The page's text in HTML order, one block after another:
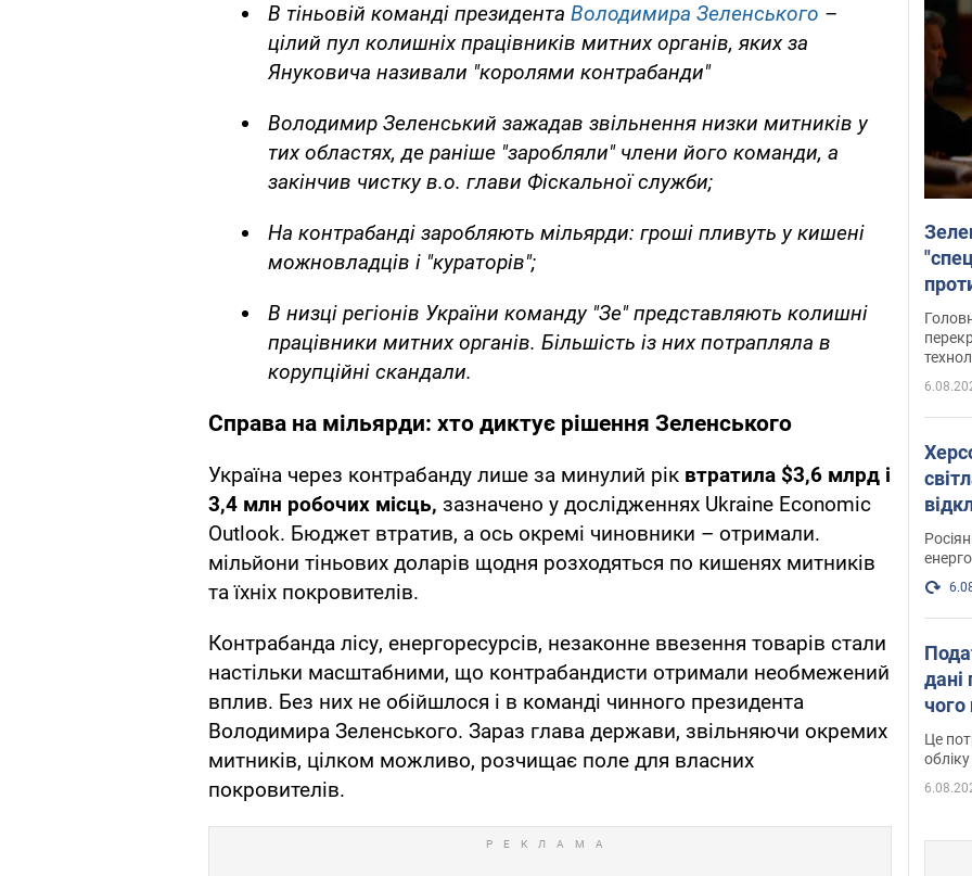
В тіньовій команді президента Володимира Зеленського –
цілий пул колишніх працівників митних органів, яких за
Януковича називали "королями контрабанди"
Володимир Зеленський зажадав звільнення низки митників у
тих областях, де раніше "заробляли" члени його команди, а
закінчив чистку в.о. глави Фіскальної служби;
На контрабанді заробляють мільярди: гроші пливуть у кишені
можновладців і "кураторів";
В низці регіонів України команду "Зе" представляють колишні
працівники митних органів. Більшість із них потрапляла в
корупційні скандали.
Справа на мільярди: хто диктує рішення Зеленського
Україна через контрабанду лише за минулий рік втратила $3,6 млрд і
3,4 млн робочих місць, зазначено у дослідженнях Ukraine Economic
Outlook. Бюджет втратив, а ось окремі чиновники – отримали.
мільйони тіньових доларів щодня розходяться по кишенях митників
та їхніх покровителів.
Контрабанда лісу, енергоресурсів, незаконне ввезення товарів стали
настільки масштабними, що контрабандисти отримали необмежений
вплив. Без них не обійшлося і в команді чинного президента
Володимира Зеленського. Зараз глава держави, звільняючи окремих
митників, цілком можливо, розчищає поле для власних
покровителів.
дані
чого
Це
обліку